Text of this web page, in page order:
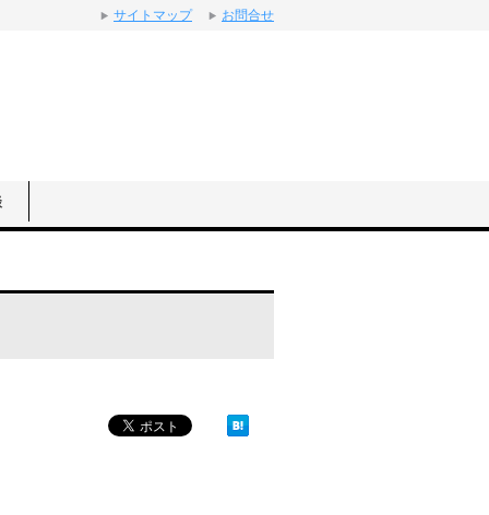
サイトマップ お問合せ